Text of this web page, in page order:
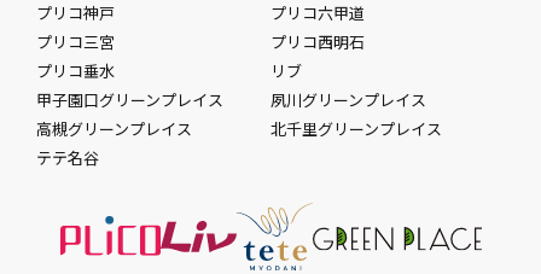
プリコ神戸
プリコ六甲道
プリコ三宮
プリコ西明石
プリコ垂水
リブ
甲子園口グリーンプレイス
夙川グリーンプレイス
高槻グリーンプレイス
北千里グリーンプレイス
テテ名谷